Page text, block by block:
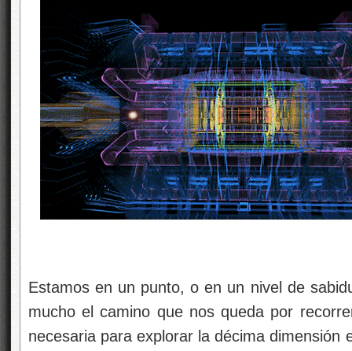
Estamos en un punto, o en un nivel de
mucho el camino que nos queda por
necesaria para explorar la décima dimensión